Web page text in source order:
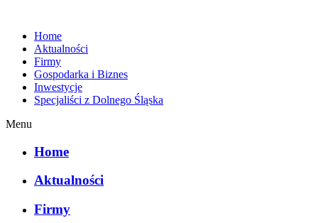
Home
Aktualności
Firmy
Gospodarka i Biznes
Inwestycje
Specjaliści z Dolnego Śląska
Menu
Home
Aktualności
Firmy